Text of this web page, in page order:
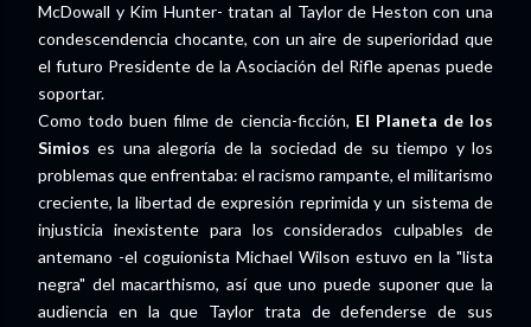
McDowall y Kim Hunter- tratan al Taylor de Heston con una
condescendencia chocante, con un aire de superioridad que
el futuro Presidente de la Asociación del Rifle apenas puede
soportar.
Como todo buen filme de ciencia-ficción, El Planeta de los
Simios es una alegoría de la sociedad de su tiempo y los
problemas que enfrentaba: el racismo rampante, el militarismo
creciente, la libertad de expresión reprimida y un sistema de
injusticia inexistente para los considerados culpables de
antemano -el coguionista Michael Wilson estuvo en la "lista
negra" del macarthismo, así que uno puede suponer que la
audiencia en la que Taylor trata de defenderse de sus